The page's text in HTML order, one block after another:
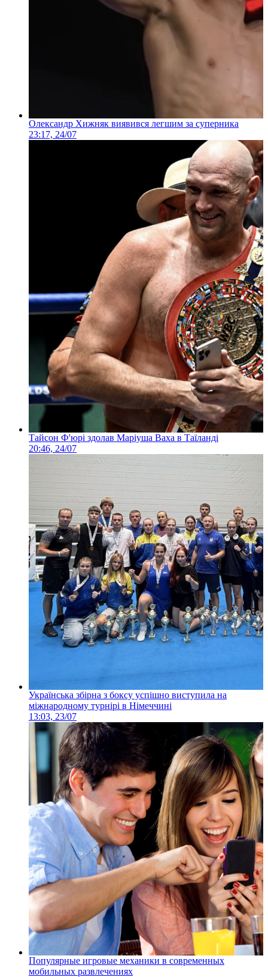
Олександр Хижняк виявився легшим за суперника
23:17, 24/07
Тайсон Ф'юрі здолав Маріуша Ваха в Таїланді
20:46, 24/07
Українська збірна з боксу успішно виступила на
міжнародному турнірі в Німеччині
13:03, 23/07
Популярные игровые механики в современных
мобильных развлечениях